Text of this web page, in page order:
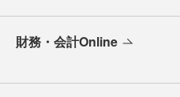
財務・会計Online